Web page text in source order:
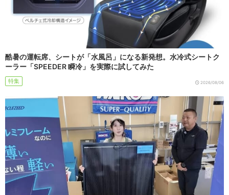
酷暑の運転席、シートが「水風呂」になる新発想。水冷式シートク
ーラー「SPEEDER 瞬冷」を実際に試してみた
特集 2026/08/06